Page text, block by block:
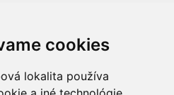
cookies
lokalita používa